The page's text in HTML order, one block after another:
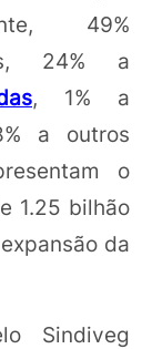
49%
24% a
, 1% a
a outros
o
1.25 bilhão
da
Sindiveg